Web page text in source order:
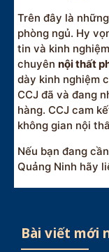
Trên đây là
phòng ngủ. Hy
tin và kinh
chuyên nội thất
dày kinh nghiệm
CCJ đã và đang
hàng. CCJ cam
không gian nội
Nếu bạn đang
Quảng Ninh hãy
Bài viết mới